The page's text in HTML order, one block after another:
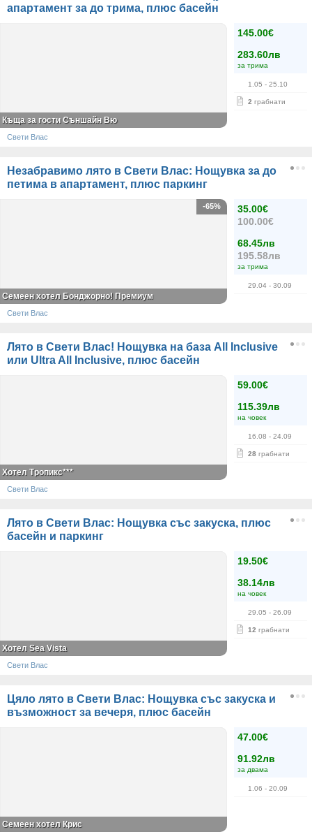
апартамент за до трима, плюс басейн
145.00€
283.60лв
за трима
1.05 - 25.10
2 грабнати
Къща за гости Съншайн Вю
Свети Влас
Незабравимо лято в Свети Влас: Нощувка за до
петима в апартамент, плюс паркинг
35.00€
100.00€
68.45лв
195.58лв
за трима
29.04 - 30.09
-65%
Семеен хотел Бонджорно! Премиум
Свети Влас
Лято в Свети Влас! Нощувка на база All Inclusive
или Ultra All Inclusive, плюс басейн
59.00€
115.39лв
на човек
16.08 - 24.09
28 грабнати
Хотел Тропикс***
Свети Влас
Лято в Свети Влас: Нощувка със закуска, плюс
басейн и паркинг
19.50€
38.14лв
на човек
29.05 - 26.09
12 грабнати
Хотел Sea Vista
Свети Влас
Цяло лято в Свети Влас: Нощувка със закуска и
възможност за вечеря, плюс басейн
47.00€
91.92лв
за двама
1.06 - 20.09
Семеен хотел Крис